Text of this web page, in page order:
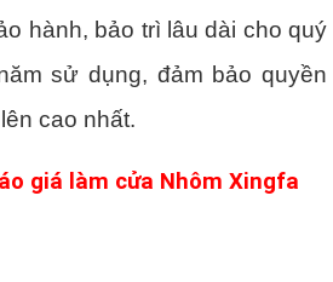
hành, bảo trì lâu dài cho quý
sử dụng, đảm bảo quyền
cao nhất.
giá làm cửa Nhôm Xingfa